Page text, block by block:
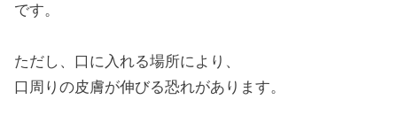
です。
ただし、口に入れる場所により、
口周りの皮膚が伸びる恐れがあります。